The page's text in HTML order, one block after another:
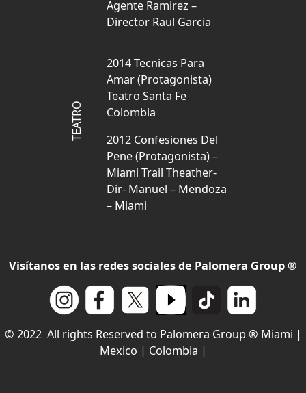
Agente Ramirez –
Director Raul Garcia
TEATRO
2014 Tecnicas Para
Amar (Protagonista)
Teatro Santa Fe
Colombia
2012 Confesiones Del
Pene (Protagonista) –
Miami Trail Theather-
Dir- Manuel – Mendoza
– Miami
Visítanos en las redes sociales de Palomera Group ®
© 2022 All rights Reserved to Palomera Group ® Miami |
Mexico | Colombia |